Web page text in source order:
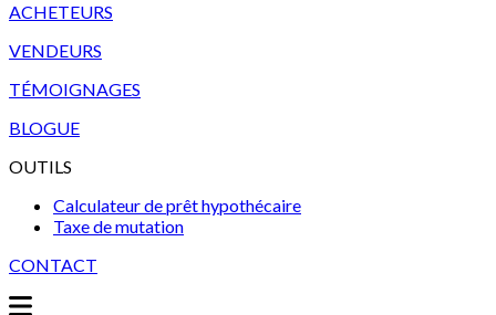
ACHETEURS
VENDEURS
TÉMOIGNAGES
BLOGUE
OUTILS
Calculateur de prêt hypothécaire
Taxe de mutation
CONTACT